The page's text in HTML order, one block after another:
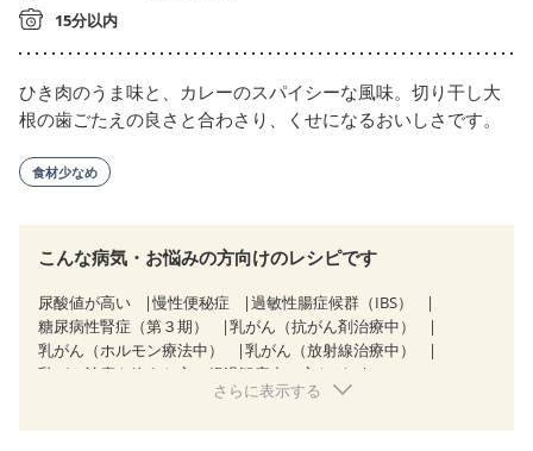
15分以内
ひき肉のうま味と、カレーのスパイシーな風味。切り干し大
根の歯ごたえの良さと合わさり、くせになるおいしさです。
食材少なめ
こんな病気・お悩みの方向けのレシピです
尿酸値が高い 慢性便秘症
過敏性腸症候群（IBS）
糖尿病性腎症（第３期）
乳がん（抗がん剤治療中）
乳がん（ホルモン療法中）
乳がん（放射線治療中）
乳がん治療を終えた方・経過観察中の方など
骨粗しょう症
関節リウマチ
さらに表示する